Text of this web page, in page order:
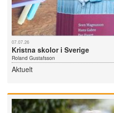
07.07.26
Kristna skolor i Sverige
Roland Gustafsson
Aktuelt